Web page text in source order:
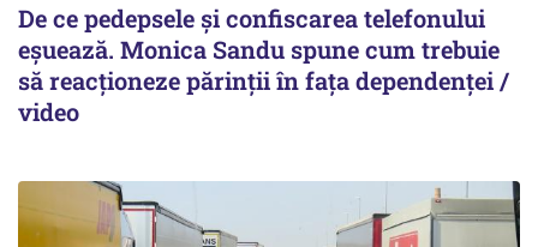
De ce pedepsele și confiscarea telefonului
eșuează. Monica Sandu spune cum trebuie
să reacționeze părinții în fața dependenței /
video